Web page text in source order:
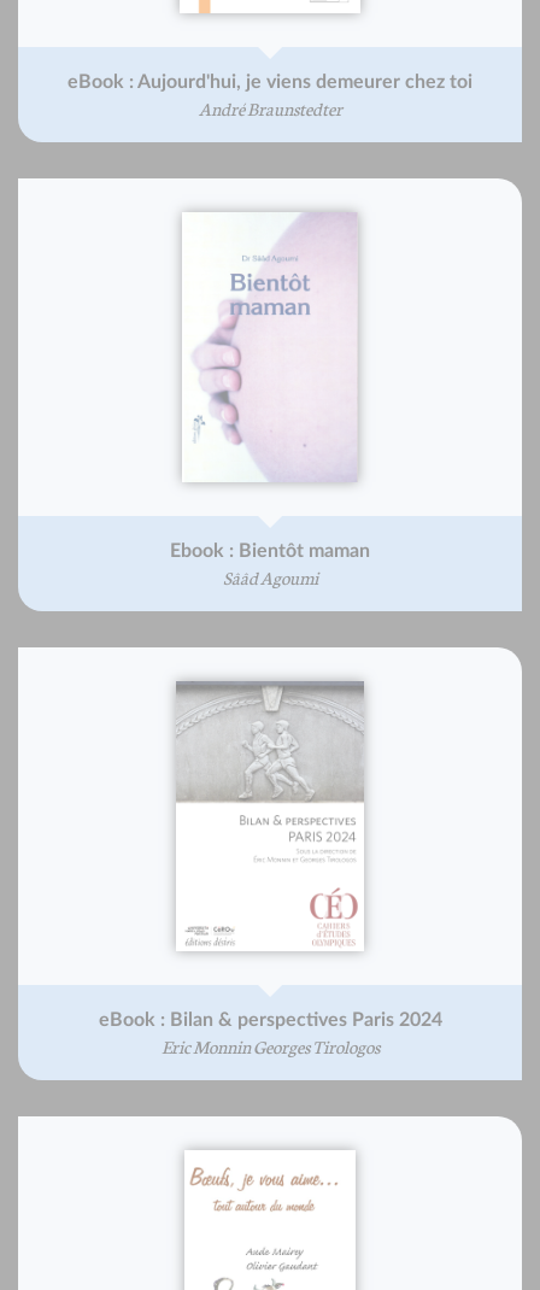
eBook : Aujourd'hui, je viens demeurer chez toi
André Braunstedter
Ebook : Bientôt maman
Sââd Agoumi
eBook : Bilan & perspectives Paris 2024
Eric Monnin Georges Tirologos